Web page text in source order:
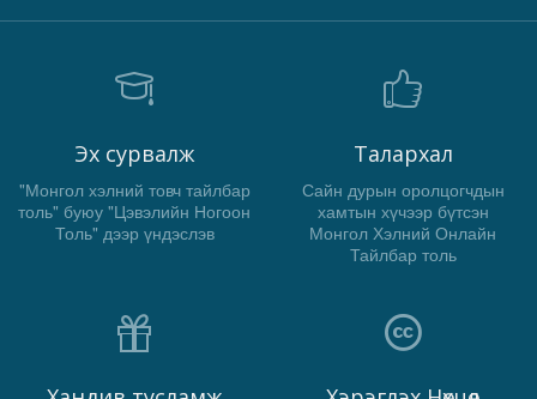
Эх сурвалж
"Монгол хэлний товч тайлбар
толь" буюу "Цэвэлийн Ногоон
Толь" дээр үндэслэв
Талархал
Сайн дурын оролцогчдын
хамтын хүчээр бүтсэн
Монгол Хэлний Онлайн
Тайлбар толь